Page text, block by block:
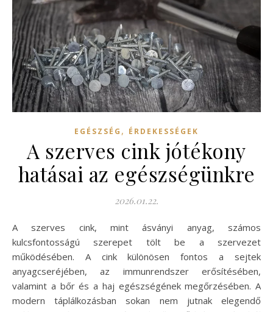
EGÉSZSÉG , ÉRDEKESSÉGEK
A szerves cink jótékony
hatásai az egészségünkre
2026.01.22.
A szerves cink, mint ásványi anyag, számos
kulcsfontosságú szerepet tölt be a szervezet
működésében. A cink különösen fontos a sejtek
anyagcseréjében, az immunrendszer erősítésében,
valamint a bőr és a haj egészségének megőrzésében. A
modern táplálkozásban sokan nem jutnak elegendő